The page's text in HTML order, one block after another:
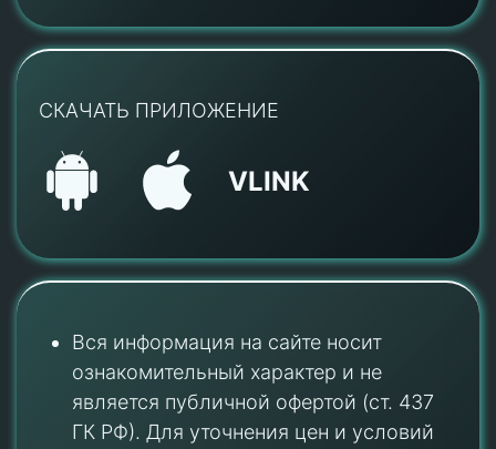
СКАЧАТЬ ПРИЛОЖЕНИЕ
VLINK
Вся информация на сайте носит
ознакомительный характер и не
является публичной офертой (ст. 437
ГК РФ). Для уточнения цен и условий